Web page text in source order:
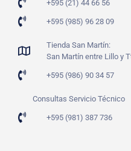
+595 (21) 44 66 56
+595 (985) 96 28 09
Tienda San Martín:
San Martín entre Lillo y
+595 (986) 90 34 57
Consultas Servicio Técnico
+595 (981) 387 736